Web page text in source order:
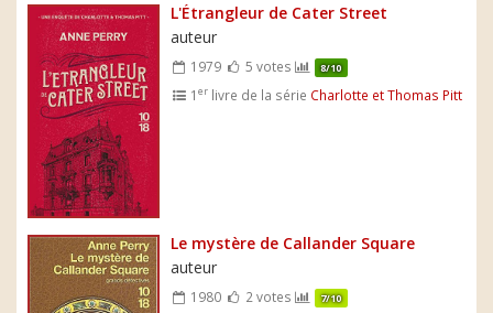
L'Étrangleur de Cater Street
auteur
1979 5 votes 8/10
1er livre de la série Charlotte et Thomas Pitt
Le mystère de Callander Square
auteur
1980 2 votes 7/10